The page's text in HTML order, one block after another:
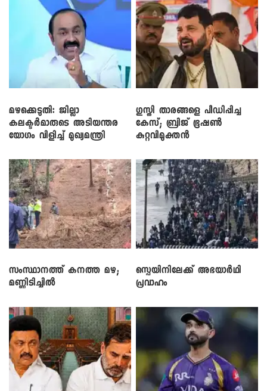
മഴക്കെടുതി: ജില്ലാ
കലക്ടർമാരുടെ അടിയന്തര
യോഗം വിളിച്ച് മുഖ്യമന്ത്രി
​ഗുസ്തി താരങ്ങളെ പീഡിപ്പിച്ച
കേസ്; ബ്രിജ് ഭൂഷൺ
കുറ്റവിമുക്തൻ
സംസ്ഥാനത്ത് കനത്ത മഴ;
മണ്ണിടിച്ചിൽ
സ്പെയിനിലേക്ക് അഭയാർഥി
പ്രവാഹം